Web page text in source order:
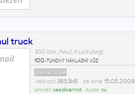
truck
100-ton_haul_truck.dwg
100-tunový nákladní vůz
DWG2004
Velikost 383,3kB• ze dne 15.05.2009
Umístil:saadicarnot• Autor:su